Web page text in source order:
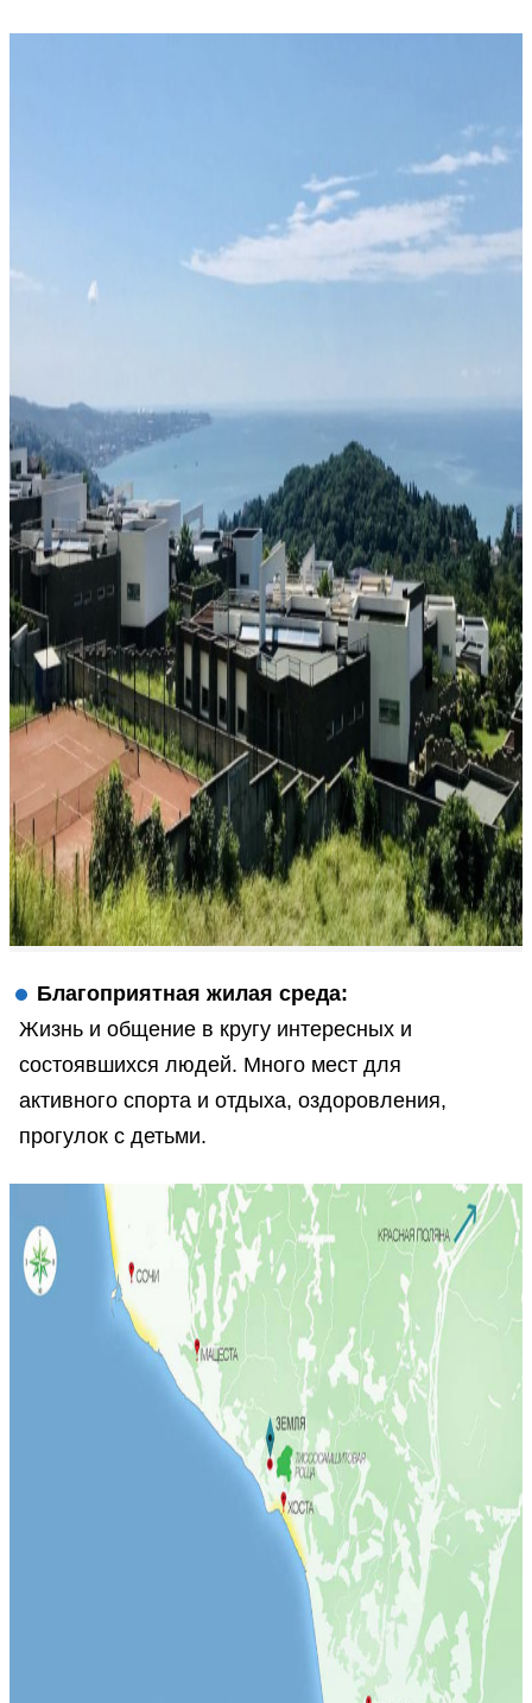
Благоприятная жилая среда:
Жизнь и общение в кругу интересных и
состоявшихся людей. Много мест для
активного спорта и отдыха, оздоровления,
прогулок с детьми.